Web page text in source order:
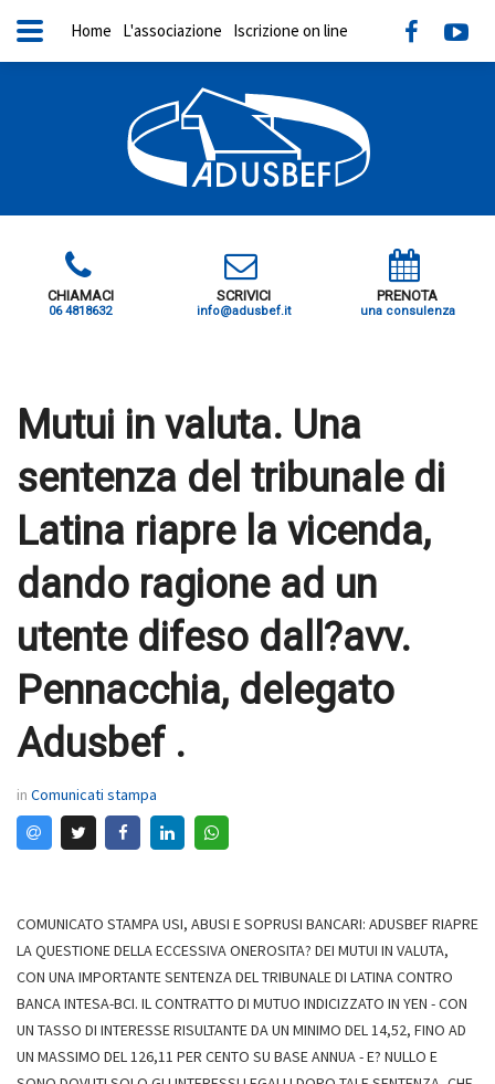
CHIAMACI
06 4818632
SCRIVICI
info@adusbef.it
PRENOTA
una consulenza
Home L'associazione Iscrizione on line
Mutui in valuta. Una
sentenza del tribunale di
Latina riapre la vicenda,
dando ragione ad un
utente difeso dall?avv.
Pennacchia, delegato
Adusbef .
in Comunicati stampa
COMUNICATO STAMPA USI, ABUSI E SOPRUSI BANCARI: ADUSBEF RIAPRE
LA QUESTIONE DELLA ECCESSIVA ONEROSITA? DEI MUTUI IN VALUTA,
CON UNA IMPORTANTE SENTENZA DEL TRIBUNALE DI LATINA CONTRO
BANCA INTESA-BCI. IL CONTRATTO DI MUTUO INDICIZZATO IN YEN - CON
UN TASSO DI INTERESSE RISULTANTE DA UN MINIMO DEL 14,52, FINO AD
UN MASSIMO DEL 126,11 PER CENTO SU BASE ANNUA - E? NULLO E